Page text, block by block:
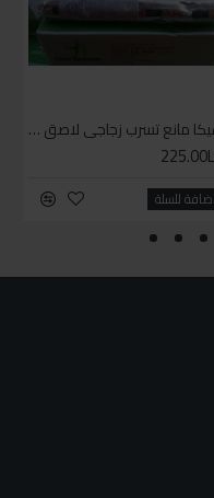
سيكا مانع تسرب زجاجي لاصق اسود 600 مل
اضافة للسلة